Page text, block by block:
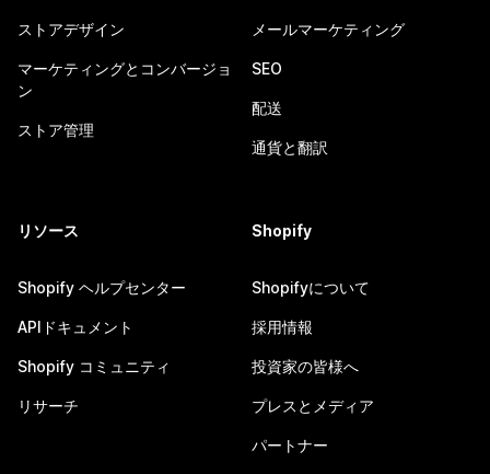
ストアデザイン
マーケティングとコンバージョ
ン
ストア管理
メールマーケティング
SEO
配送
通貨と翻訳
リソース
Shopify ヘルプセンター
APIドキュメント
Shopify コミュニティ
リサーチ
Shopify
Shopifyについて
採用情報
投資家の皆様へ
プレスとメディア
パートナー